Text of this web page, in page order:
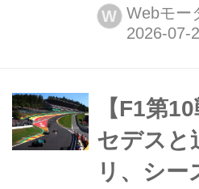
リーGPが首都
ガロリンクで
に真夏の決戦
が難しいコー
序盤から激し
W Webモー
【F1第
セデスと
リ、シー